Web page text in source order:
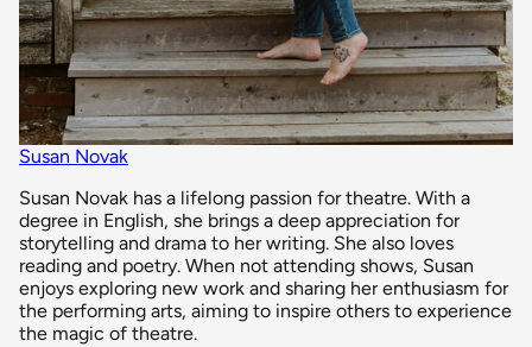
Susan Novak
Susan Novak has a lifelong passion for theatre. With a
degree in English, she brings a deep appreciation for
storytelling and drama to her writing. She also loves
reading and poetry. When not attending shows, Susan
enjoys exploring new work and sharing her enthusiasm for
the performing arts, aiming to inspire others to experience
the magic of theatre.